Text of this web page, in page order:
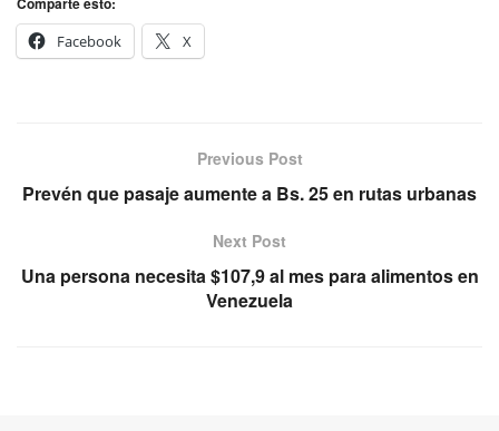
Facebook
X
Previous Post
Prevén que pasaje aumente a Bs. 25 en rutas urbanas
Next Post
Una persona necesita $107,9 al mes para alimentos en
Venezuela